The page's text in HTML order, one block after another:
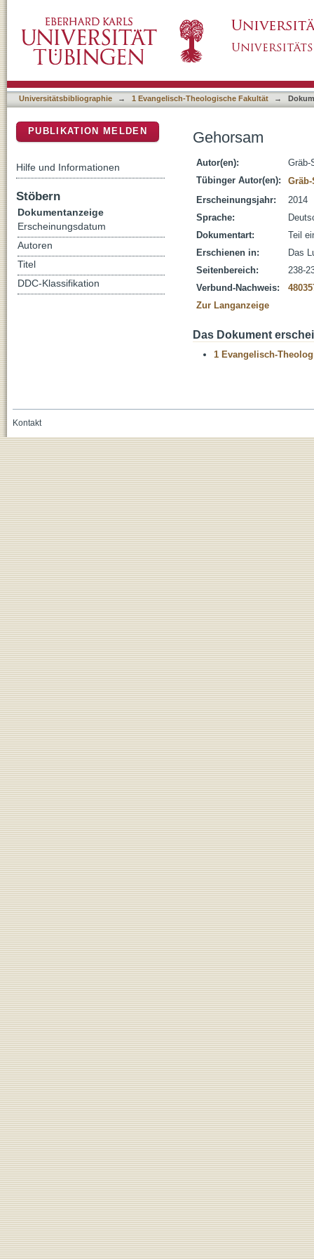
Universitätsbibliographie → 1 Evangelisch-Theologische Fakultät →
Gehorsam
Autor(en):
Gräb-
Tübinger Autor(en):
Erscheinungsjahr:
2014
Sprache:
Dokumentart:
Teil
Erschienen in:
Das
Seitenbereich:
238-
Verbund-Nachweis:
Zur Langanzeige
Das Dokument
1 Evangelisch-
PUBLIKATION MELDEN
Hilfe und Informationen
Stöbern
Dokumentanzeige
Erscheinungsdatum
Autoren
Titel
DDC-Klassifikation
Kontakt